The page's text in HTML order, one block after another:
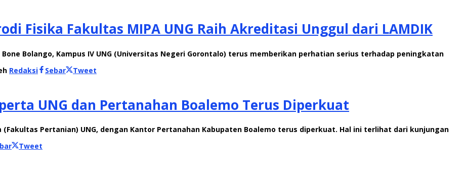
Fisika Fakultas MIPA UNG Raih Akreditasi Unggul dari LAMDIK
Bone Bolango, Kampus IV UNG (Universitas Negeri Gorontalo) terus memberikan perhatian serius terhadap peningkatan
Redaksi Sebar Tweet
UNG dan Pertanahan Boalemo Terus Diperkuat
(Fakultas Pertanian) UNG, dengan Kantor Pertanahan Kabupaten Boalemo terus diperkuat. Hal ini terlihat dari kunjungan
Tweet